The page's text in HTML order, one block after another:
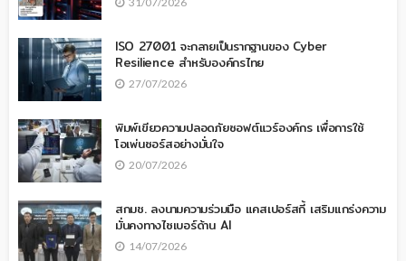
ISO 27001 จะกลายเป็นรากฐานของ Cyber
Resilience สำหรับองค์กรไทย
27/07/2026
พิมพ์เขียวความปลอดภัยซอฟต์แวร์องค์กร เพื่อการใช้
โอเพ่นซอร์สอย่างมั่นใจ
20/07/2026
สกมช. ลงนามความร่วมมือ แคสเปอร์สกี้ เสริมแกร่งความ
มั่นคงทางไซเบอร์ด้าน AI
14/07/2026